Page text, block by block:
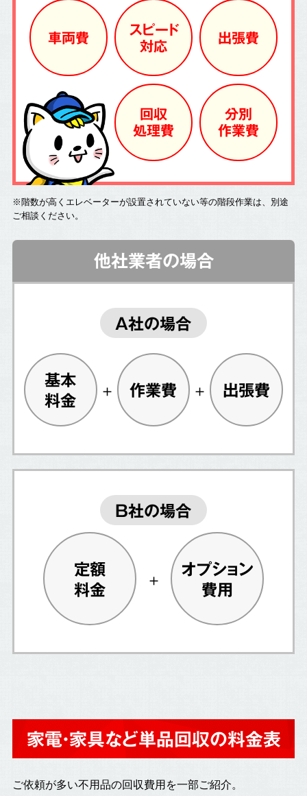
車両費
スピード
対応
出張費
回収
処理費
分別
作業費
※階数が高くエレベーターが設置されていない等の階段作業は、別途
ご相談ください。
他社業者の場合
A社の場合
基本
料金
作業費 出張費
B社の場合
定額
料金
オプション
費用
家電・家具など単品回収の料金表
ご依頼が多い不用品の回収費用を一部ご紹介。